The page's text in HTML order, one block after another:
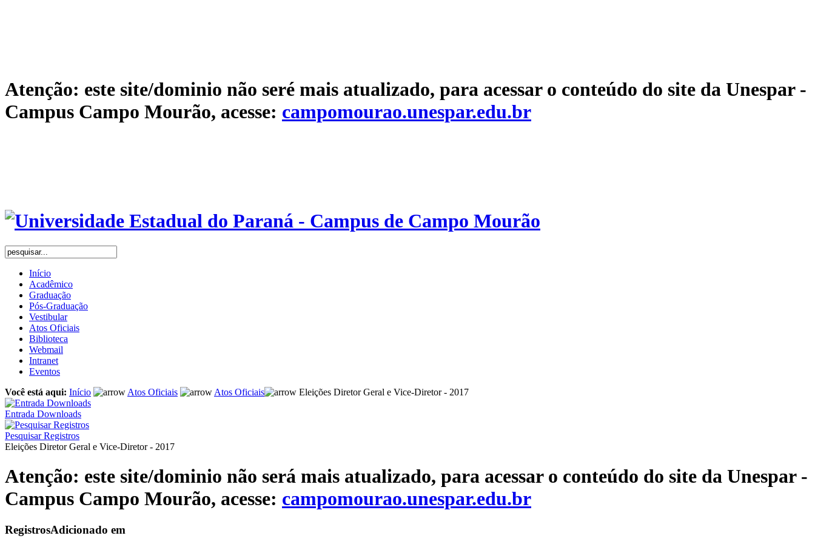
Atenção: este site/dominio não seré mais atualizado, para acessar o conteúdo do site da Unespar -
Campus Campo Mourão, acesse: campomourao.unespar.edu.br
Início
Acadêmico
Graduação
Pós-Graduação
Vestibular
Atos Oficiais
Biblioteca
Webmail
Intranet
Eventos
Você está aqui: Início Atos Oficiais Atos Oficiais Eleições Diretor Geral e Vice-Diretor - 2017
Entrada Downloads
Pesquisar Registros
Eleições Diretor Geral e Vice-Diretor - 2017
Atenção: este site/dominio não será mais atualizado, para acessar o conteúdo do site da Unespar -
Campus Campo Mourão, acesse: campomourao.unespar.edu.br
RegistrosAdicionado em